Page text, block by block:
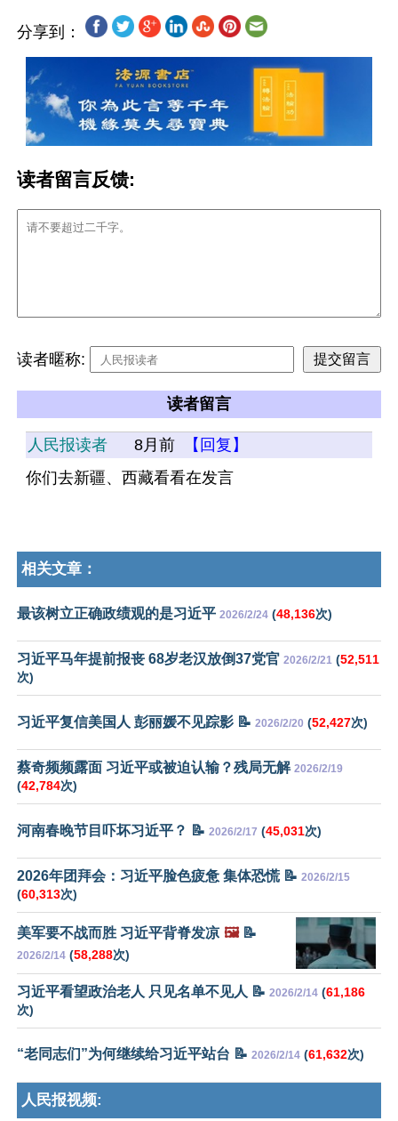
分享到：
读者留言反馈:
读者暱称:
读者留言
人民报读者 8月前
【回复】
你们去新疆、西藏看看在发言
相关文章：
最该树立正确政绩观的是习近平 2026/2/24 (48,136次)
习近平马年提前报丧 68岁老汉放倒37党官 2026/2/21 (52,511
次)
习近平复信美国人 彭丽媛不见踪影 📝 2026/2/20 (52,427次)
蔡奇频频露面 习近平或被迫认输？残局无解 2026/2/19
(42,784次)
河南春晚节目吓坏习近平？ 📝 2026/2/17 (45,031次)
2026年团拜会：习近平脸色疲惫 集体恐慌 📝 2026/2/15
(60,313次)
美军要不战而胜 习近平背脊发凉 🖼️📝
2026/2/14 (58,288次)
习近平看望政治老人 只见名单不见人 📝 2026/2/14 (61,186
次)
“老同志们”为何继续给习近平站台 📝 2026/2/14 (61,632次)
人民报视频: